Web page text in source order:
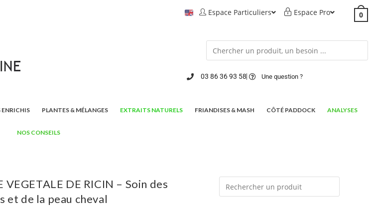
Espace Particuliers Espace Pro 0
03 86 36 93 58 Une question ?
PLANTES & MÉLANGES EXTRAITS NATURELS FRIANDISES & MASH CÔTÉ PADDOCK ANALYSES
NOS CONSEILS
VEGETALE DE RICIN – Soin des
et de la peau cheval